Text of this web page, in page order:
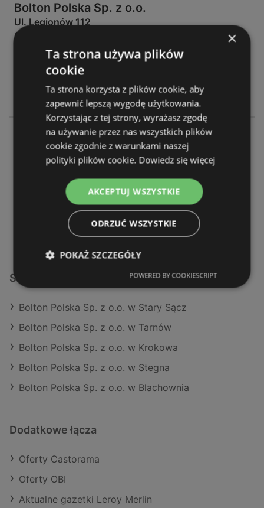
Bolton Polska Sp. z o.o.
Ul. Legionów 112
81-472 Gdynia
GAZETKI: 0
ODLEGŁOŚĆ: 285,96 km
Bolton Polska Sp. z o.o.
Al. Zwycięstwa 256
81-525 Gdynia
286,19 km
Sklepy Bolton Polska Sp. z o.o. w:
Bolton Polska Sp. z o.o. w Stary Sącz
Bolton Polska Sp. z o.o. w Tarnów
Bolton Polska Sp. z o.o. w Krokowa
Bolton Polska Sp. z o.o. w Stegna
Bolton Polska Sp. z o.o. w Blachownia
Dodatkowe łącza
Oferty Castorama
Oferty OBI
Aktualne gazetki Leroy Merlin
×
Ta strona używa plików
cookie
Ta strona korzysta z plików cookie, aby
zapewnić lepszą wygodę użytkowania.
Korzystając z tej strony, wyrażasz zgodę
na używanie przez nas wszystkich plików
cookie zgodnie z warunkami naszej
polityki plików cookie. Dowiedz się więcej
AKCEPTUJ WSZYSTKIE
ODRZUĆ WSZYSTKIE
POKAŻ SZCZEGÓŁY
POWERED BY COOKIESCRIPT